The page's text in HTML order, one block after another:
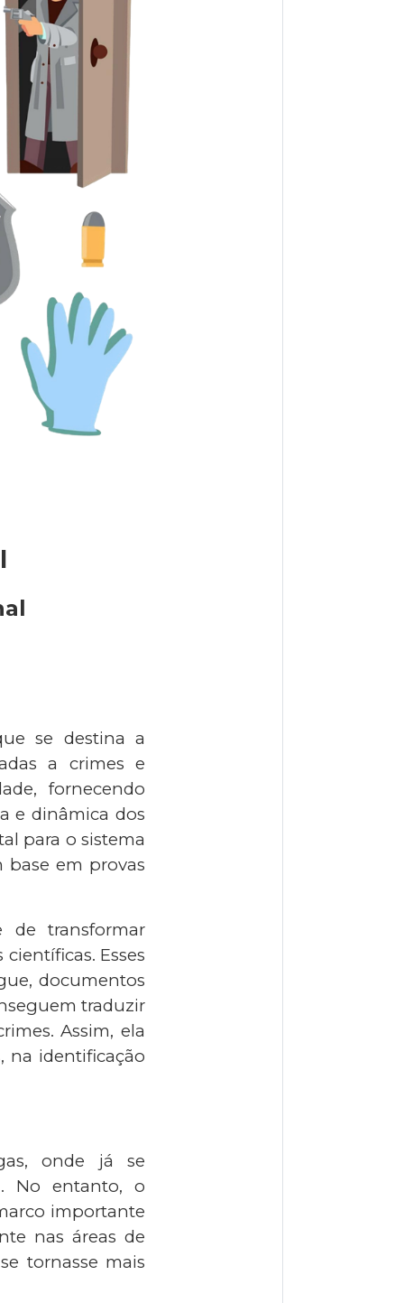
se destina a
a crimes e
fornecendo
e dinâmica dos
para o sistema
base em provas
de transformar
Esses
documentos
traduzir
Assim, ela
na identificação
onde já se
No entanto, o
importante
nas áreas de
tornasse mais